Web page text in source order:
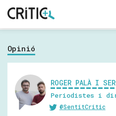
Cerca
Inicia sessió
Opinió
ROGER PALÀ I
Periodistes i
@SentitCritic